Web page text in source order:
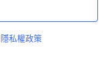
隱私權政策